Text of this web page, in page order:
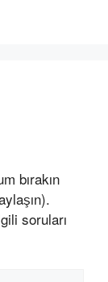
bırakın
soruları